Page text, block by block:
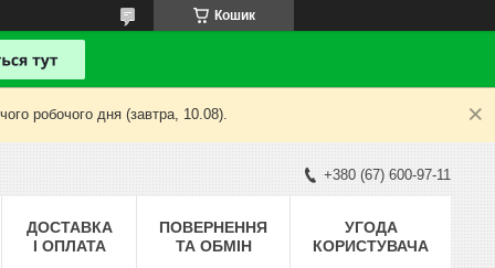
Кошик
робочого дня (завтра, 10.08).
+380 (67) 600-97-11
ДОСТАВКА
І ОПЛАТА
ПОВЕРНЕННЯ
ТА ОБМІН
УГОДА
КОРИСТУВАЧА